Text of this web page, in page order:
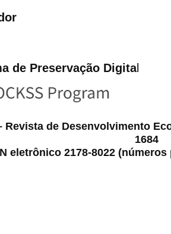
de Preservação Digital
Revista de Desenvolvimento
1684
eletrônico 2178-8022